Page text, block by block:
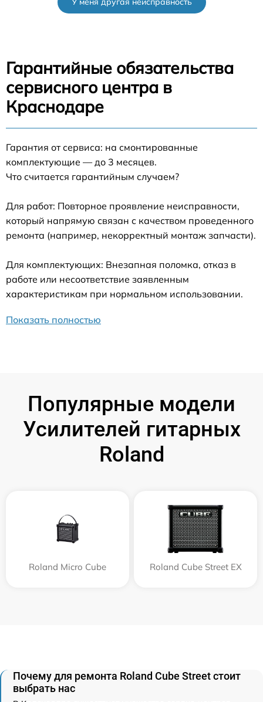
Гарантийные обязательства
сервисного центра в
Краснодаре
Гарантия от сервиса: на смонтированные
комплектующие — до 3 месяцев.
Что считается гарантийным случаем?
Для работ: Повторное проявление неисправности,
который напрямую связан с качеством проведенного
ремонта (например, некорректный монтаж запчасти).
Для комплектующих: Внезапная поломка, отказ в
работе или несоответствие заявленным
характеристикам при нормальном использовании.
Показать полностью
Популярные модели
Усилителей гитарных
Roland
Roland Micro Cube Roland Cube Street EX
Почему для ремонта Roland Cube Street стоит
выбрать нас